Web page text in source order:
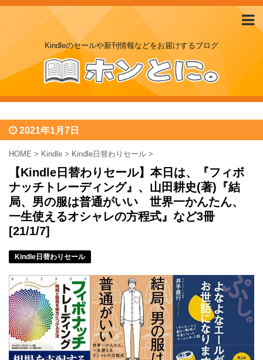
Kindleのセールや新刊情報などをお届けするブログ
2021年1月7日
HOME > Kindle > Kindle日替わりセール >
【Kindle日替わりセール】本日は、『フィボ
ナッチトレーディング』、山田耕史(著)『結
局、男の服は普通がいい 世界一かんたん、
一生使えるオシャレの方程式』など3冊
[21/1/7]
Kindle日替わりセール